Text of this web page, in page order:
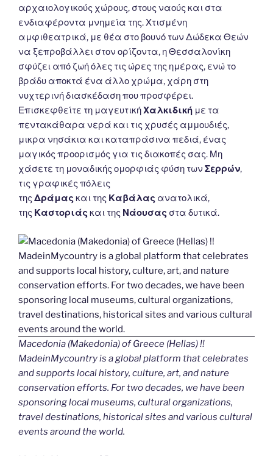
αρχαιολογικούς χώρους, στους ναούς και στα
ενδιαφέροντα μνημεία της. Χτισμένη
αμφιθεατρικά, με θέα στο βουνό των Δώδεκα Θεών
να ξεπροβάλλει στον ορίζοντα, η Θεσσαλονίκη
σφύζει από ζωή όλες τις ώρες της ημέρας, ενώ το
βράδυ αποκτά ένα άλλο χρώμα, χάρη στη
νυχτερινή διασκέδαση που προσφέρει.
Επισκεφθείτε τη μαγευτικήΧαλκιδική με τα
πεντακάθαρα νερά και τις χρυσές αμμουδιές,
μικρα νησάκια και καταπράσινα πεδιά, ένας
μαγικός προορισμός για τις διακοπές σας. Μη
χάσετε τη μοναδικής ομορφιάς φύση των Σερρών,
τις γραφικές πόλεις
της Δράμας και της Καβάλας ανατολικά,
της Καστοριάς και της Νάουσας στα δυτικά.
Macedonia (Makedonia) of Greece (Hellas) !!
MadeinMycountry is a global platform that celebrates
and supports local history, culture, art, and nature
conservation efforts. For two decades, we have been
sponsoring local museums, cultural organizations,
travel destinations, historical sites and various cultural
events around the world.